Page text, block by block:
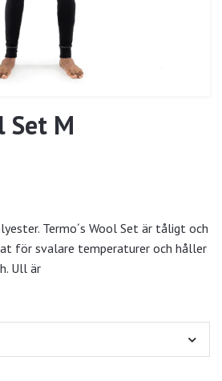
Set M
Termo´s Wool Set är tåligt och
för svalare temperaturer och håller
Ull är